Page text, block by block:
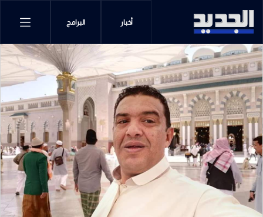
أخبار البرامج